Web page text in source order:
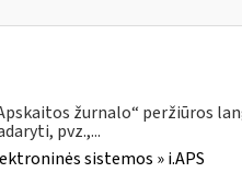
žurnalo“ peržiūros
pvz.,...
sistemos » i.APS